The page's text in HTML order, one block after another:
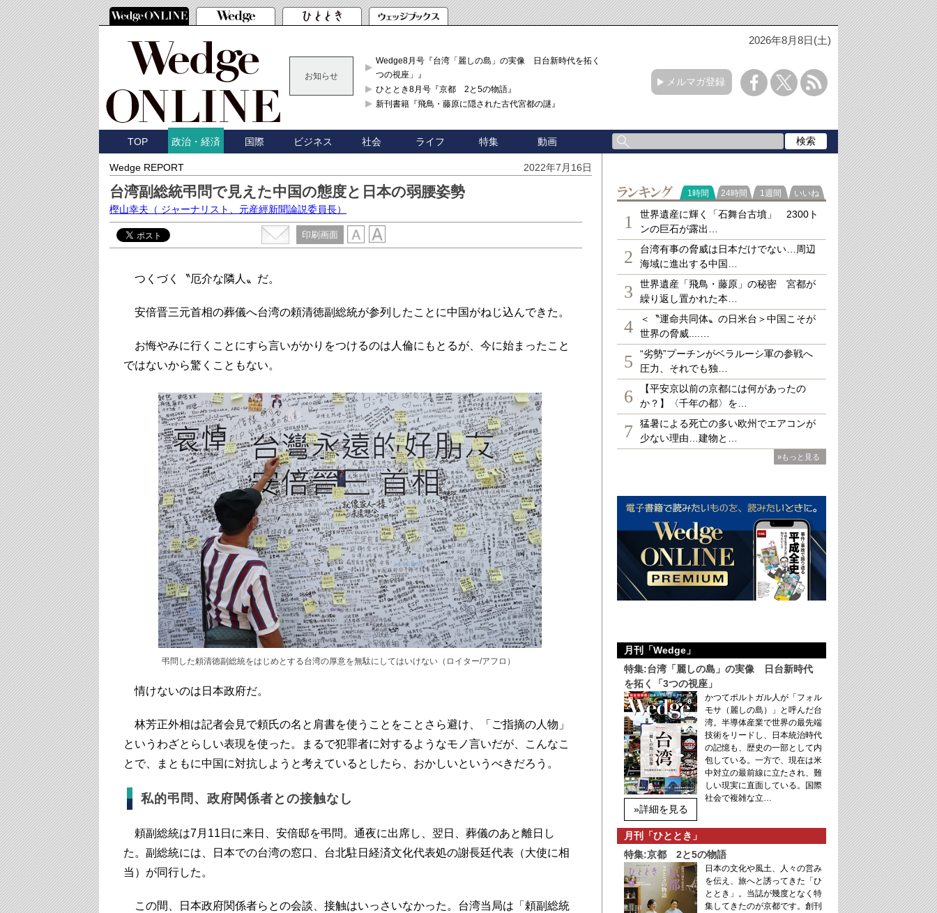
2026年8月8日(土)
お知らせ
Wedge8月号『台湾「麗しの島」の実像 日台新時代を拓く「3
つの視座」』
ひととき8月号『京都 2と5の物語』
新刊書籍『飛鳥・藤原に隠された古代宮都の謎』
メルマガ登録
TOP 政治・経済 国際 ビジネス 社会 ライフ 特集 動画
Wedge REPORT 2022年7月16日
台湾副総統弔問で見えた中国の態度と日本の弱腰姿勢
樫山幸夫 （ ジャーナリスト、元産經新聞論説委員長）
印刷画面
つくづく〝厄介な隣人〟だ。
安倍晋三元首相の葬儀へ台湾の頼清徳副総統が参列したことに中国がねじ込んできた。
お悔やみに行くことにすら言いがかりをつけるのは人倫にもとるが、今に始まったこと
ではないから驚くこともない。
弔問した頼清徳副総統をはじめとする台湾の厚意を無駄にしてはいけない（ロイター/アフロ）
情けないのは日本政府だ。
林芳正外相は記者会見で頼氏の名と肩書を使うことをことさら避け、「ご指摘の人物」
というわざとらしい表現を使った。まるで犯罪者に対するようなモノ言いだが、こんなこ
とで、まともに中国に対抗しようと考えているとしたら、おかしいというべきだろう。
私的弔問、政府関係者との接触なし
頼副総統は7月11日に来日、安倍邸を弔問。通夜に出席し、翌日、葬儀のあと離日し
た。副総統には、日本での台湾の窓口、台北駐日経済文化代表処の謝長廷代表（大使に相
当）が同行した。
この間、日本政府関係者らとの会談、接触はいっさいなかった。台湾当局は「頼副総統
ランキング
1時間 24時間 1週間 いいね
1
世界遺産に輝く「石舞台古墳」 2300ト
ンの巨石が露出…
2
台湾有事の脅威は日本だけでない…周辺
海域に進出する中国…
3
世界遺産「飛鳥・藤原」の秘密 宮都が
繰り返し置かれた本…
4
＜〝運命共同体〟の日米台＞中国こそが
世界の脅威....…
5
“劣勢”プーチンがベラルーシ軍の参戦へ
圧力、それでも独…
6
【平安京以前の京都には何があったの
か？】〈千年の都〉を…
7
猛暑による死亡の多い欧州でエアコンが
少ない理由…建物と…
»もっと見る
月刊「Wedge」
特集:台湾「麗しの島」の実像 日台新時代
を拓く「3つの視座」
»詳細を見る
かつてポルトガル人が「フォル
モサ（麗しの島）」と呼んだ台
湾。半導体産業で世界の最先端
技術をリードし、日本統治時代
の記憶も、歴史の一部として内
包している。一方で、現在は米
中対立の最前線に立たされ、難
しい現実に直面している。国際
社会で複雑な立…
月刊「ひととき」
特集:京都 2と5の物語
日本の文化や風土、人々の営み
を伝え、旅へと誘ってきた「ひ
ととき」。当誌が幾度となく特
集してきたのが京都です。創刊